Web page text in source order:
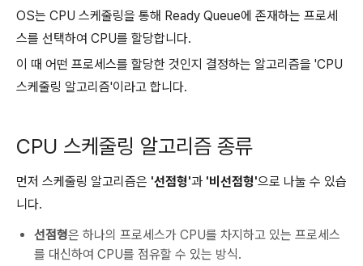
OS는 CPU 스케줄링을 통해 Ready Queue에 존재하는 프로세
스를 선택하여 CPU를 할당합니다.
이 때 어떤 프로세스를 할당한 것인지 결정하는 알고리즘을 'CPU
스케줄링 알고리즘'이라고 합니다.
CPU 스케줄링 알고리즘 종류
먼저 스케줄링 알고리즘은 '선점형'과 '비선점형'으로 나눌 수 있습
니다.
선점형은 하나의 프로세스가 CPU를 차지하고 있는 프로세스
를 대신하여 CPU를 점유할 수 있는 방식.